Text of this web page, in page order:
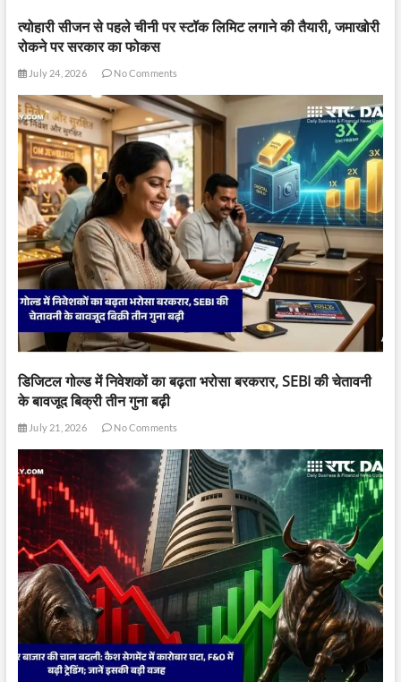
त्योहारी सीजन से पहले चीनी पर स्टॉक लिमिट लगाने की तैयारी, जमाखोरी
रोकने पर सरकार का फोकस
July 24, 2026 No Comments
डिजिटल गोल्ड में निवेशकों का बढ़ता भरोसा बरकरार, SEBI की चेतावनी
के बावजूद बिक्री तीन गुना बढ़ी
July 21, 2026 No Comments